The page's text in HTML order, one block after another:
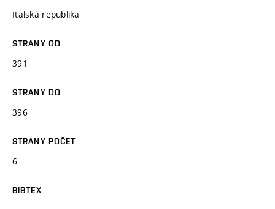
Italská republika
STRANY OD
391
STRANY DO
396
STRANY POČET
6
BIBTEX